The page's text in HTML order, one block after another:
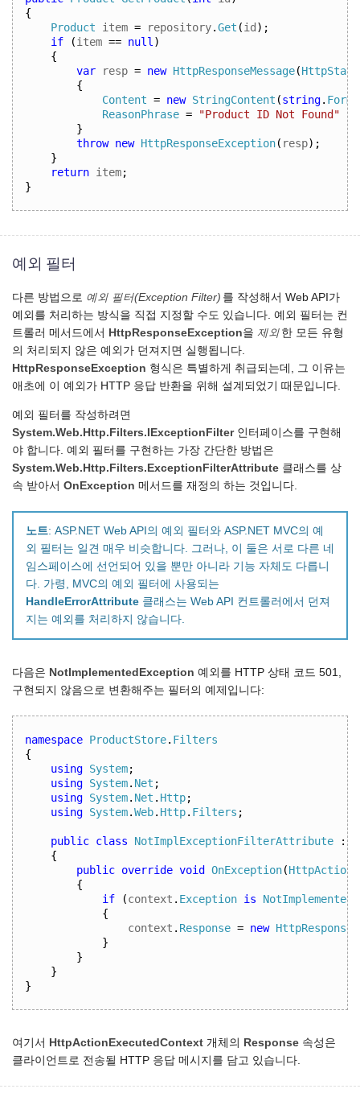
{
Product item = repository.Get (id );
if
(item == null )
{
var resp = new HttpResponseMessage(
{
Content = new StringContent (string.
ReasonPhrase =
"Product ID Not Found"
}
throw new HttpResponseException( resp);
}
return item;
}
예외 필터
다른 방법으로 예외 필터(Exception Filter) 를 작성해서 Web API가
예외를 처리하는 방식을 직접 지정할 수도 있습니다. 예외 필터는 컨
트롤러 메서드에서
HttpResponseException을 제외 한 모든 유형
의 처리되지 않은 예외가 던져지면 실행됩니다.
HttpResponseException 형식은 특별하게 취급되는데, 그 이유는
애초에 이 예외가 HTTP 응답 반환을 위해 설계되었기 때문입니다.
예외 필터를 작성하려면
System.Web.Http.Filters.IExceptionFilter인터페이스를 구현해
야 합니다. 예외 필터를 구현하는 가장 간단한 방법은
System.Web.Http.Filters.ExceptionFilterAttribute 클래스를 상
속 받아서 OnException 메서드를 재정의 하는 것입니다.
노트: ASP.NET Web API의 예외 필터와 ASP.NET MVC의 예
외 필터는 일견 매우 비슷합니다. 그러나, 이 둘은 서로 다른 네
임스페이스에 선언되어 있을 뿐만 아니라 기능 자체도 다릅니
다. 가령, MVC의 예외 필터에 사용되는
HandleErrorAttribute 클래스는 Web API 컨트롤러에서 던져
지는 예외를 처리하지 않습니다.
다음은 NotImplementedException 예외를 HTTP 상태 코드 501,
구현되지 않음으로 변환해주는 필터의 예제입니다:
namespace ProductStore. Filters
{
using System;
using System. Net ;
using System. Net . Http;
using System.Web. Http. Filters ;
public class NotImplExceptionFilterAttribute :
{
public override void OnException(
{
if
(context . Exception is
{
context . Response = new
}
}
}
}
여기서 HttpActionExecutedContext 개체의 Response 속성은
클라이언트로 전송될 HTTP 응답 메시지를 담고 있습니다.